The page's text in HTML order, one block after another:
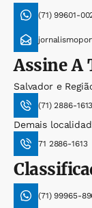
(71) 99601-
AssineA
Salvador e
(71) 2886-1613
Demais
71 2886-1613
(71) 99965-